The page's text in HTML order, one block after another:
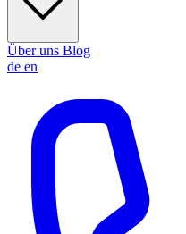
Über uns Blog
de en